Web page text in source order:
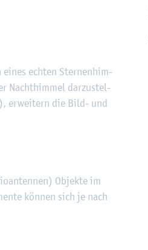
ech­ten Ster­nen­him­
Nacht­him­mel dar­zu­stel­
er­wei­tern die Bild- und
Ob­jek­te im
kön­nen sich je nach